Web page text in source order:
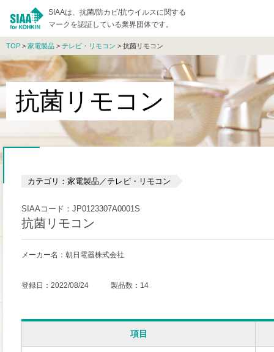
SIAAは、抗菌/防カビ/抗ウイルスに関する
マークを認証している業界団体です。
TOP > 家電製品 > テレビ・リモコン > 抗菌リモコン
抗菌リモコン
カテゴリ：家電製品／テレビ・リモコン
SIAAコード：JP0123307A0001S
抗菌リモコン
メーカー名：朝日電器株式会社
登録日：2022/08/24 製品数：14
項目